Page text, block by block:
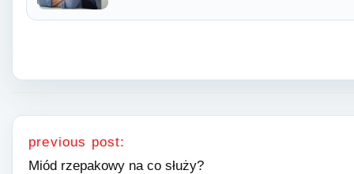
Nawigacja wpisu
previous post:
Miód rzepakowy na co służy?